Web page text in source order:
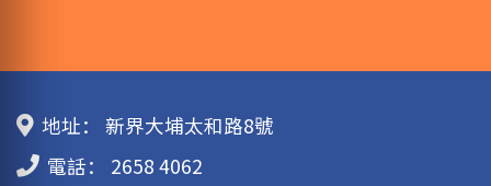
地址：
新界大埔太和路8號
電話：
2658 4062